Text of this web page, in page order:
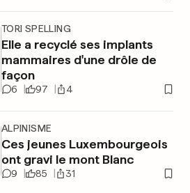
TORI SPELLING
Elle a recyclé ses implants
mammaires d'une drôle de
façon
6 97 4
ALPINISME
Ces jeunes Luxembourgeois
ont gravi le mont Blanc
9 85 31